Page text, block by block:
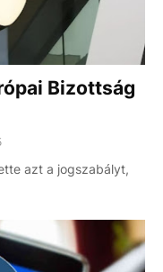
Bizottság
azt a jogszabályt,